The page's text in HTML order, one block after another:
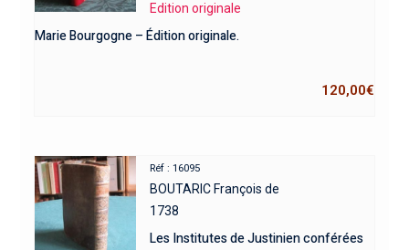
Edition originale
Marie Bourgogne – Édition originale.
120,00€
Réf : 16095
BOUTARIC François de
1738
Les Institutes de Justinien conférées